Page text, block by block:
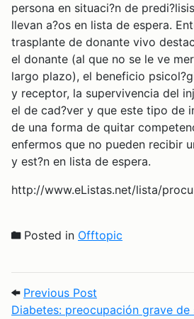
persona en situaci?n de
llevan a?os en lista de espera.
trasplante de donante vivo
el donante (al que no se le ve
largo plazo), el beneficio
y receptor, la supervivencia del
el de cad?ver y que este tipo de
de una forma de quitar
enfermos que no pueden recibir
y est?n en lista de espera.
http://www.eListas.net/lista/
Posted in Offtopic
Post navigation
Previous Post
Diabetes: preocupación grave de